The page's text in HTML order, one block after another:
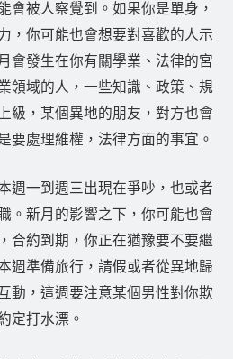
會被人察覺到。如果你是單身，
，你可能也會想要對喜歡的人示
會發生在你有關學業、法律的宮
領域的人，一些知識、政策、規
級，某個異地的朋友，對方也會
要處理維權，法律方面的事宜。
週一到週三出現在爭吵，也或者
。新月的影響之下，你可能也會
合約到期，你正在猶豫要不要繼
週準備旅行，請假或者從異地歸
動，這週要注意某個男性對你欺
定打水漂。